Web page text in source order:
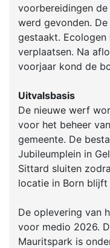
voorbereidingen
werd gevonden.
gestaakt.
verplaatsen. Na
voorjaar kond de
Uitvalsbasis
De nieuwe werf
voor het beheer
gemeente. De
Jubileumplein in
Sittard sluiten
locatie in Born blijft
De oplevering van
voor medio 2026.
Mauritspark is